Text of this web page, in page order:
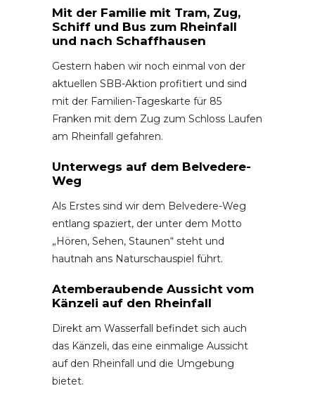
Mit der Familie mit Tram, Zug,
Schiff und Bus zum Rheinfall
und nach Schaffhausen
Gestern haben wir noch einmal von der
aktuellen SBB-Aktion profitiert und sind
mit der Familien-Tageskarte für 85
Franken mit dem Zug zum Schloss Laufen
am Rheinfall gefahren.
Unterwegs auf dem Belvedere-
Weg
Als Erstes sind wir dem Belvedere-Weg
entlang spaziert, der unter dem Motto
„Hören, Sehen, Staunen“ steht und
hautnah ans Naturschauspiel führt.
Atemberaubende Aussicht vom
Känzeli auf den Rheinfall
Direkt am Wasserfall befindet sich auch
das Känzeli, das eine einmalige Aussicht
auf den Rheinfall und die Umgebung
bietet.